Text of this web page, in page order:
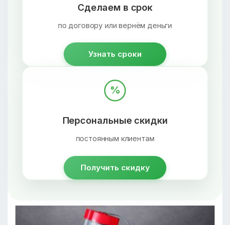
Сделаем в срок
по договору или вернём деньги
Узнать сроки
%
Персональные скидки
постоянным клиентам
Получить скидку